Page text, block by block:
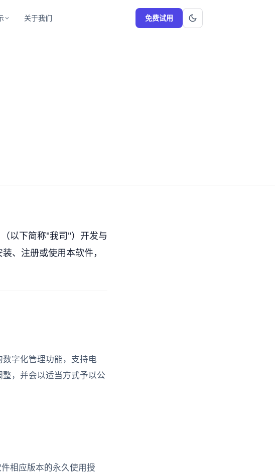
关于我们 免费试用
以下简称"我司"）开发与
、注册或使用本软件，
字化管理功能，支持电
，并会以适当方式予以公
相应版本的永久使用授